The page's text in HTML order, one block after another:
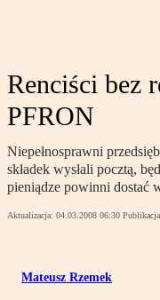
Renciści bez
PFRON
Niepełnosprawni
składek wysłali pocztą,
pieniądze powinni dostać
Aktualizacja: 04.03.2008 06:30
Mateusz Rzemek